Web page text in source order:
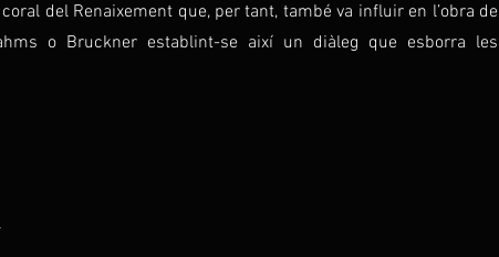
del Renaixement que, per tant, també va influir en l’obra de
o Bruckner establint-se així un diàleg que esborra les